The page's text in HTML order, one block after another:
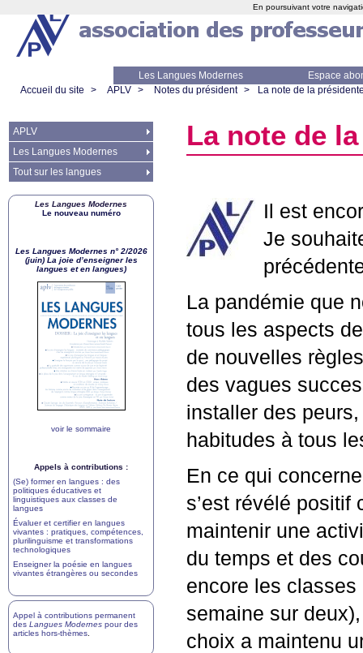
Les Langues Modernes
Espace
Accueil du site
> APLV > Notes du président > La note de la
La note de
Il est
Je
La pandémie que
tous les aspects
de nouvelles
des vagues
installer des
habitudes à tous
En ce qui
s’est révélé
maintenir une
du temps et des
encore les
semaine sur
choix a maintenu
APLV
Les Langues Modernes
Tout sur les langues
Les Langues Modernes
Le nouveau numéro
Les Langues Modernes n° 2/2026
(juin) La joie d’enseigner les
langues et en langues)
voir le sommaire
Appels à contributions :
(Se) former en langues : des
politiques éducatives et
linguistiques aux classes de
langues
Évaluer et certifier en langues
vivantes : pratiques, compétences,
plurilinguisme et transformations
technologiques
Enseigner la poésie en langues
vivantes étrangères ou secondes
Appel à contributions permanent
des Langues Modernes pour des
articles hors-thèmes
En poursuivant votre